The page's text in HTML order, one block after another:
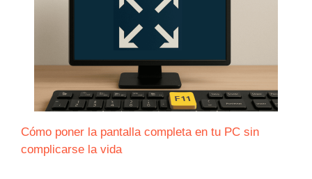
Cómo poner la pantalla completa en tu PC sin
complicarse la vida